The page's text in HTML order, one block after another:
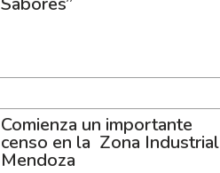
Comienza un importante
censo en la Zona Industrial
Mendoza